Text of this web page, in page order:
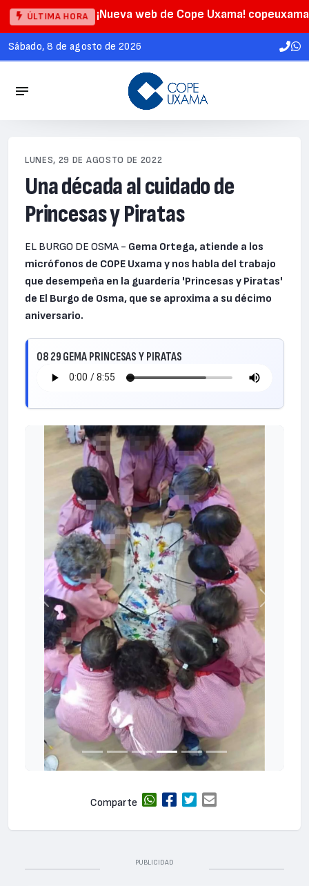
ÚLTIMA HORA ¡Nueva web de Cope Uxama!
sábado, 8 de agosto de 2026
LUNES, 29 DE AGOSTO DE 2022
Una década al cuidado de
Princesas y Piratas
EL BURGO DE OSMA - Gema Ortega, atiende a los
micrófonos de COPE Uxama y nos habla del trabajo
que desempeña en la guardería 'Princesas y Piratas'
de El Burgo de Osma, que se aproxima a su décimo
aniversario.
08 29 GEMA PRINCESAS Y PIRATAS
Anterior Siguiente
Comparte
PUBLICIDAD